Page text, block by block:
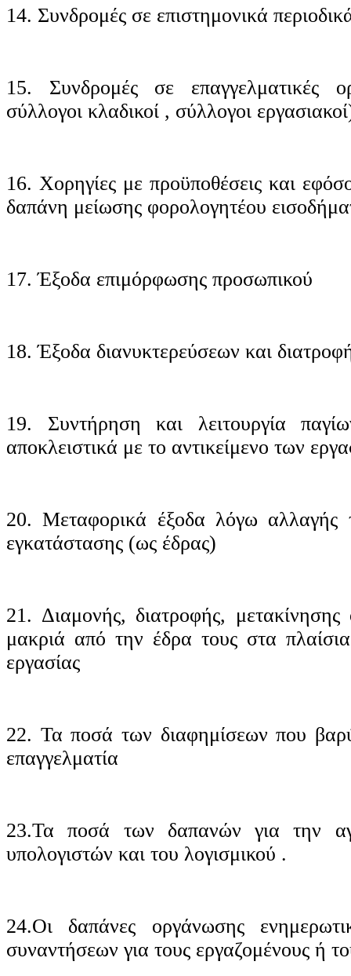
14. Συνδρομές σε επιστημονικά
15. Συνδρομές σε επαγγελματικές
σύλλογοι κλαδικοί , σύλλογοι
16. Χορηγίες με προϋποθέσεις και
δαπάνη μείωσης φορολογητέου
17. Έξοδα επιμόρφωσης προσωπικού
18. Έξοδα διανυκτερεύσεων και
19. Συντήρηση και λειτουργία
αποκλειστικά με το αντικείμενο των
20. Μεταφορικά έξοδα λόγω αλλαγής
εγκατάστασης (ως έδρας)
21. Διαμονής, διατροφής, μετακίνησης
μακριά από την έδρα τους στα
εργασίας
22. Τα ποσά των διαφημίσεων που
επαγγελματία
23.Τα ποσά των δαπανών για την
υπολογιστών και του λογισμικού .
24.Οι δαπάνες οργάνωσης
συναντήσεων για τους εργαζομένους ή